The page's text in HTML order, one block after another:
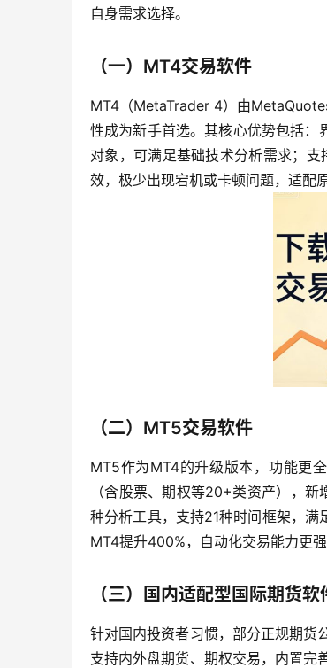
自身需求选择。
（一）MT4交易软件
MT4（MetaTrader 4）由
性成为新手首选。其核心优势包括
对象，可满足基础技术分析需求；
效，极少出现宕机或卡顿问题，适配
（二）MT5交易软件
MT5作为MT4的升级版本，功能更
（含股票、期权等20+类资产），
种分析工具，支持21种时间框架，
MT4提升400%，自动化交易能力更强
（三）国内适配型国际期货软
针对国内投资者习惯，部分正规期货
支持内外盘期货、期权交易，内置完